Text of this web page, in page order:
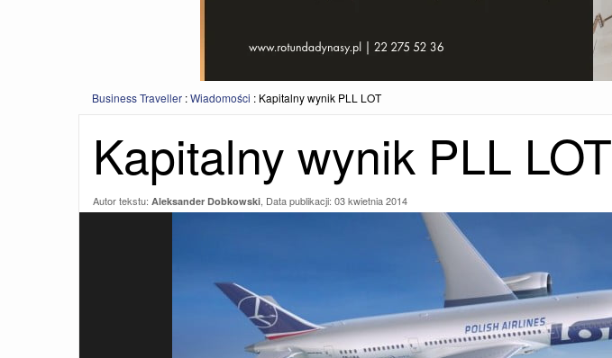
Business Traveller :Wiadomości : Kapitalny wynik PLL LOT
Kapitalny wynik PLL LOT
Autor tekstu: Aleksander Dobkowski, Data publikacji: 03 kwietnia 2014